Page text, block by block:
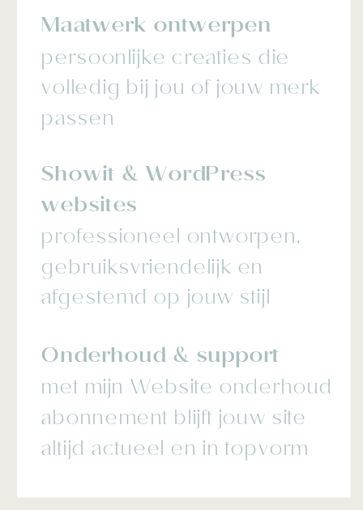
met mijn Website onderhoud
abonnement blijft jouw site
altijd actueel en in topvorm
Onderhoud & support
persoonlijke creaties die
volledig bij jou of jouw merk
passen
Maatwerk ontwerpen
professioneel ontworpen,
gebruiksvriendelijk en
afgestemd op jouw stijl
Showit & WordPress
websites